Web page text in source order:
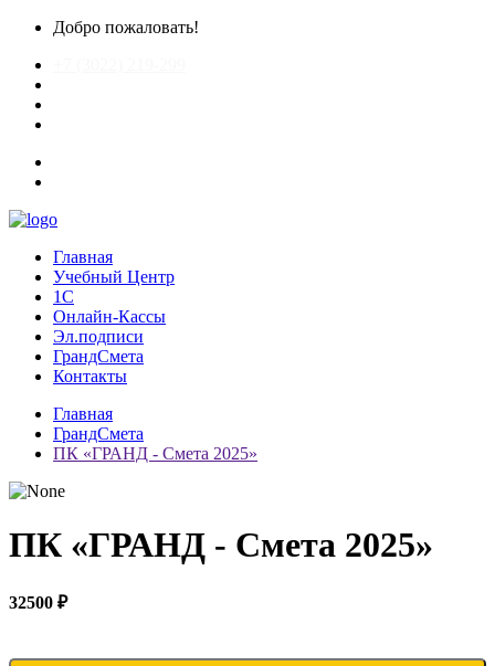
Добро пожаловать!
Главная
Учебный Центр
1С
Онлайн-Кассы
Эл.подписи
ГрандСмета
Контакты
Главная
ГрандСмета
ПК «ГРАНД - Смета 2025»
ПК «ГРАНД - Смета 2025»
32500 ₽